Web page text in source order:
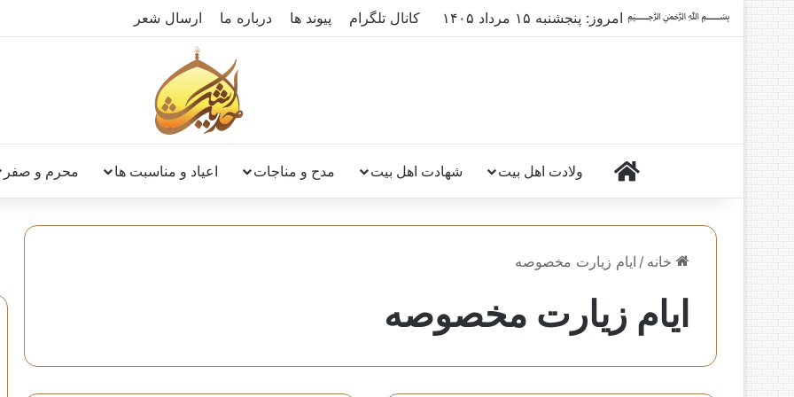
﷽ امروز: پنجشنبه ۱۵ مرداد ۱۴۰۵ کانال تلگرام پیوند ها درباره ما ارسال شعر
خانه ولادت اهل بیت شهادت اهل بیت مدح و مناجات اعیاد و مناسبت ها محرم و صفر
خانه / ایام زیارت مخصوصه
ایام زیارت مخصوصه